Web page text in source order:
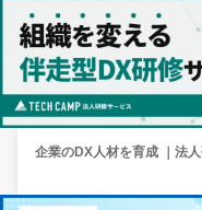
企業のDX人材を育成 ｜法